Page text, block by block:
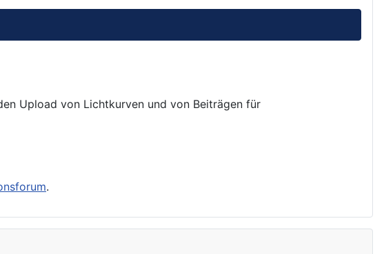
Upload von Lichtkurven und von Beiträgen für
.